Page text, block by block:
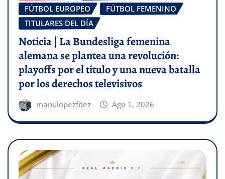
FÚTBOL EUROPEO
FÚTBOL FEMENINO
TITULARES DEL DÍA
Noticia | La Bundesliga femenina
alemana se plantea una revolución:
playoffs por el título y una nueva batalla
por los derechos televisivos
manulopezfdez Ago 1, 2026